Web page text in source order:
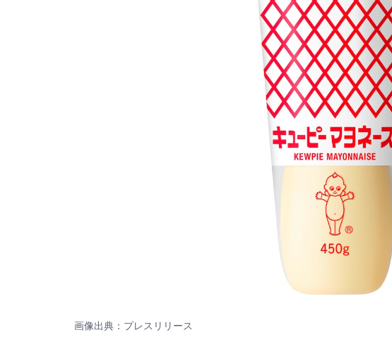
画像出典： プレスリリース